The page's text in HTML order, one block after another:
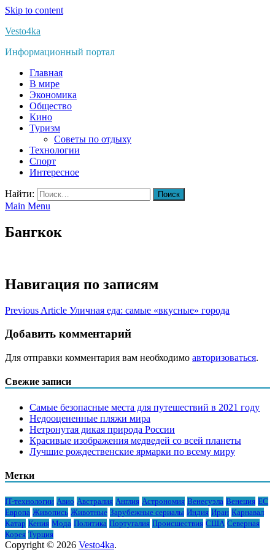
Skip to content
Vesto4ka
Информационный портал
Главная
В мире
Экономика
Общество
Кино
Туризм
Советы по отдыху
Технологии
Спорт
Интересное
Найти:
Main Menu
Бангкок
Навигация по записям
Previous Article Уличная еда: самые «вкусные» города
Добавить комментарий
Для отправки комментария вам необходимо авторизоваться.
Свежие записи
Самые безопасные места для путешествий в 2021 году
Недооцененные пляжи мира
Нетронутая дикая природа России
Красивые изображения медведей со всей планеты
Лучшие рождественские ярмарки по всему миру
Метки
IT-технологии Авио Австралия Англия Астрономия Венесуэла Венеция ЕС
Европа Живопись Животные Зарубежные сериалы Индия Иран Карнавал
Катар Кения Мода Политика Португалия Происшествия США Северная
Корея Турция
Copyright © 2026 Vesto4ka.